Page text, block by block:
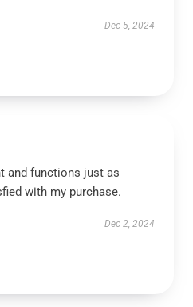
Dec 5, 2024
and functions just as
with my purchase.
Dec 2, 2024